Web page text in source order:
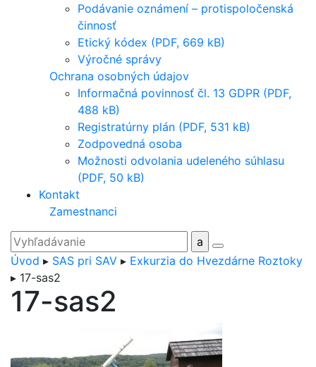
Podávanie oznámení – protispoločenská
činnosť
Etický kódex (PDF, 669 kB)
Výročné správy
Ochrana osobných údajov
Informačná povinnosť čl. 13 GDPR (PDF,
488 kB)
Registratúrny plán (PDF, 531 kB)
Zodpovedná osoba
Možnosti odvolania udeleného súhlasu
(PDF, 50 kB)
Kontakt
Zamestnanci
Úvod ▸ SAS pri SAV ▸ Exkurzia do Hvezdárne Roztoky
▸ 17-sas2
17-sas2